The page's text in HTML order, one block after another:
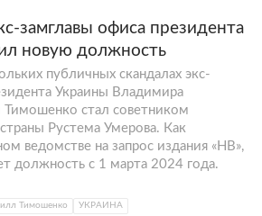
предоставлял услуги
разработки предвыборных
существования фирма
Петром
премьер-министром
и Министерством
политики Украины.
фильм «Битва
идеи
замглавы офиса президента
новую должность
публичных скандалах экс-
Украины Владимира
стал советником
Рустема Умерова. Как
ведомстве на запрос издания «НВ»,
должность с 1 марта 2024 года.
Тимошенко УКРАИНА